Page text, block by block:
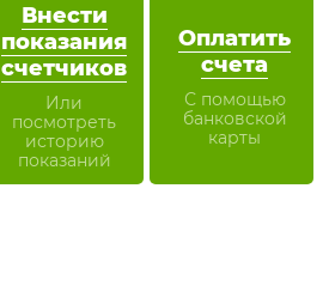
Внести
показания
счетчиков
Или
посмотреть
историю
показаний
Оплатить
счета
С помощью
банковской
карты